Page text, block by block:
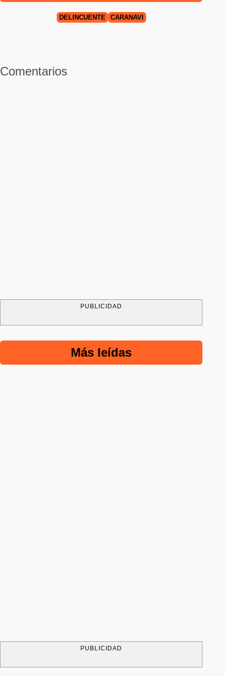
DELINCUENTE CARANAVI
Comentarios
PUBLICIDAD
Más leídas
PUBLICIDAD